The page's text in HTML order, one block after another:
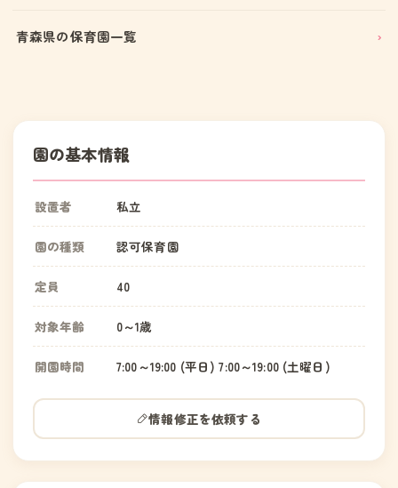
青森県の保育園一覧
園の基本情報
設置者 私立
園の種類 認可保育園
定員 40
対象年齢 0～1歳
開園時間 7:00～19:00 (平日) 7:00～19:00 (土曜日)
情報修正を依頼する